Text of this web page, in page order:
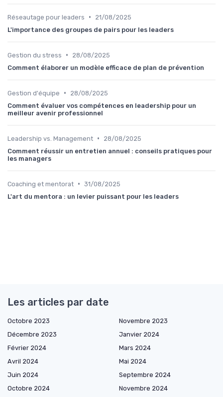
Réseautage pour leaders •
21/08/2025
L'importance des groupes de pairs pour les leaders
Gestion du stress •
28/08/2025
Comment élaborer un modèle efficace de plan de prévention
Gestion d'équipe •
28/08/2025
Comment évaluer vos compétences en leadership pour un
meilleur avenir professionnel
Leadership vs. Management •
28/08/2025
Comment réussir un entretien annuel : conseils pratiques pour
les managers
Coaching et mentorat • 31/08/2025
L'art du mentora : un levier puissant pour les leaders
Les articles par date
Octobre 2023
Novembre 2023
Décembre 2023
Janvier 2024
Février 2024
Mars 2024
Avril 2024
Mai 2024
Juin 2024
Septembre 2024
Octobre 2024
Novembre 2024